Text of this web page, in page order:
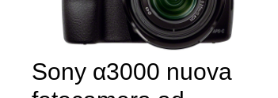
Sony α3000 nuova